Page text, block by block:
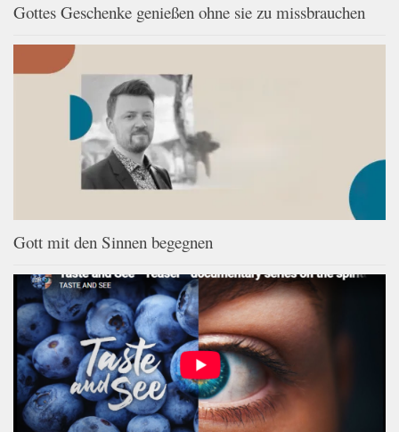
Gottes Geschenke genießen ohne sie zu missbrauchen
Gott mit den Sinnen begegnen